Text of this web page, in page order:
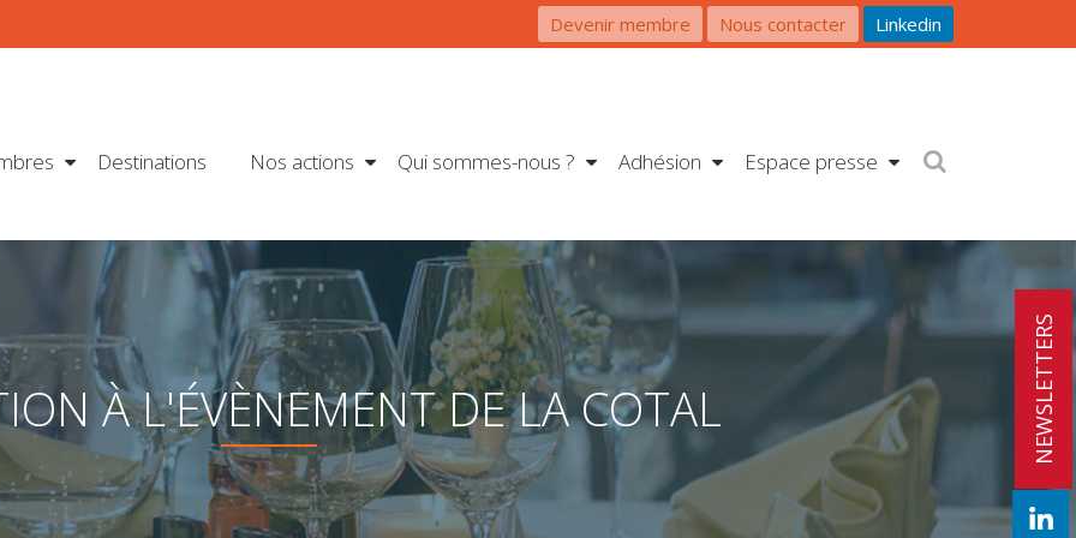
Devenir membre Nous contacter Linkedin
Destinations Nos actions Qui sommes-nous ? Adhésion Espace presse
NEWSLETTERS
À L'ÉVÈNEMENT DE LA COTAL